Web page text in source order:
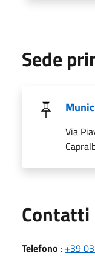
Sede
Via
Contatti
Telefono : +39